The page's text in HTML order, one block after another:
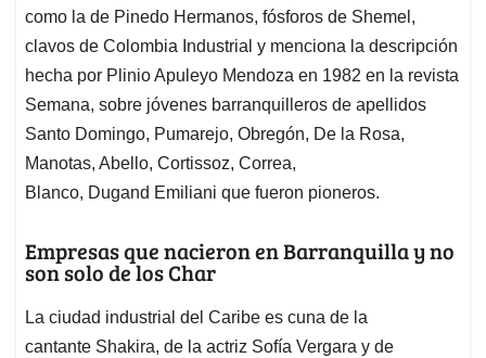
p
k
n
como la de Pinedo Hermanos, fósforos de Shemel,
clavos de Colombia Industrial y menciona la descripción
hecha por Plinio Apuleyo Mendoza en 1982 en la revista
Semana, sobre jóvenes barranquilleros de apellidos
Santo Domingo, Pumarejo, Obregón, De la Rosa,
Manotas, Abello, Cortissoz, Correa,
Blanco, Dugand Emiliani que fueron pioneros.
Empresas que nacieron en Barranquilla y no
son solo de los Char
La ciudad industrial del Caribe es cuna de la
cantante Shakira, de la actriz Sofía Vergara y de